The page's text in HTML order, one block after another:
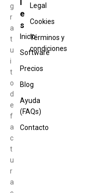
g
r
a
t
u
i
t
o
d
e
f
a
c
t
u
r
a
e
s
Inicio
Software
Precios
Blog
Ayuda
(FAQs)
Contacto
Legal
Cookies
Términos y
condiciones